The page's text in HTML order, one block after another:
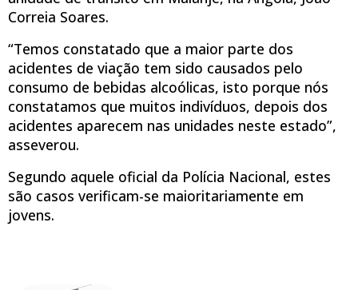
Correia Soares.
“Temos constatado que a maior parte dos
acidentes de viação tem sido causados pelo
consumo de bebidas alcoólicas, isto porque nós
constatamos que muitos indivíduos, depois dos
acidentes aparecem nas unidades neste estado”,
asseverou.
Segundo aquele oficial da Polícia Nacional, estes
são casos verificam-se maioritariamente em
jovens.